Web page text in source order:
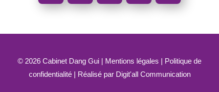
© 2026 Cabinet Dang Gui | Mentions légales | Politique de
confidentialité| Réalisé par Digit'all Communication